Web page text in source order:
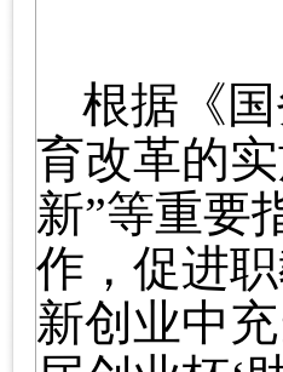
根据《
育改革的
新”等重要
作，促进
新创业中